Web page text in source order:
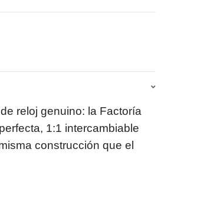
reloj genuino: la Factoría
1:1 intercambiable
construcción que el